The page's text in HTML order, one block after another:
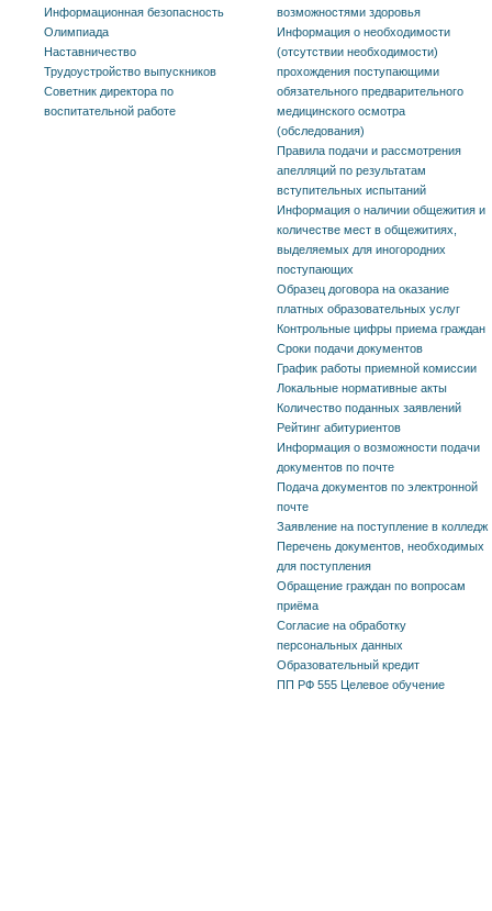
Информационная безопасность
Олимпиада
Наставничество
Трудоустройство выпускников
Советник директора по
воспитательной работе
возможностями здоровья
Информация о необходимости
(отсутствии необходимости)
прохождения поступающими
обязательного предварительного
медицинского осмотра
(обследования)
Правила подачи и рассмотрения
апелляций по результатам
вступительных испытаний
Информация о наличии общежития и
количестве мест в общежитиях,
выделяемых для иногородних
поступающих
Образец договора на оказание
платных образовательных услуг
Контрольные цифры приема граждан
Сроки подачи документов
График работы приемной комиссии
Локальные нормативные акты
Количество поданных заявлений
Рейтинг абитуриентов
Информация о возможности подачи
документов по почте
Подача документов по электронной
почте
Заявление на поступление в колледж
Перечень документов, необходимых
для поступления
Обращение граждан по вопросам
приёма
Согласие на обработку
персональных данных
Образовательный кредит
ПП РФ 555 Целевое обучение